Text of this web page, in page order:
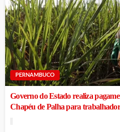
PERNAMBUCO
Governo do Estado realiza
Chapéu de Palha para